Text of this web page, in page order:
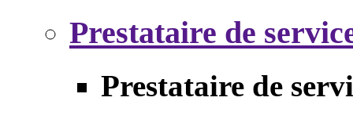
Prestataire de
Prestataire de